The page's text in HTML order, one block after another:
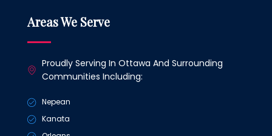
Areas We Serve
Proudly Serving In Ottawa And Surrounding
Communities Including:
Nepean
Kanata